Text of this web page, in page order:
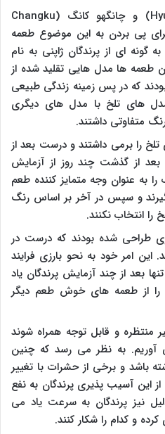
) و چانگهو کانگ (Changku
پی بردن به این موضوع طعمه
ای از پرندگان ژاپنی به نام
طعمه ها مدل هایی تقلید شده از
که در پس زمینه زندگی طبیعی
مدل های تلخ با مدل های دیگری
متفاوتی داشتند.
تلخ را برمی داشتند و درست بعد از
بعد از گذشت چند روز از آزمایش
به عنوان وجه متمایز کننده طعم
و سپس در آخر بر اساس رنگ
را انتخاب نکنند.
طراحی شده بودند که درست در
امر خود به نحو بارزی فرایند
بعد از چند آزمایش پرندگان یاد
را از طعمه های خوش طعم دیگر
منتظره و قابل توجه همراه شوند
آوریم. به نظر می رسد که چنین
باشد و برخی از حشرات با تغییر
این آسیب پذیری پرندگان به نفع
نیز پرندگان به سرعت یاد می
و کدام را شکار کنند.